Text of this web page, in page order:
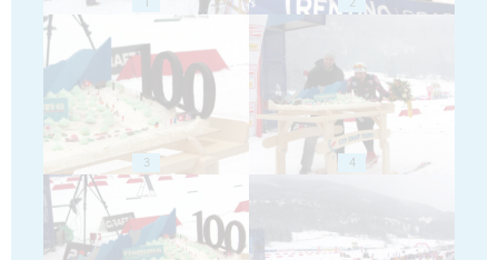
3 4